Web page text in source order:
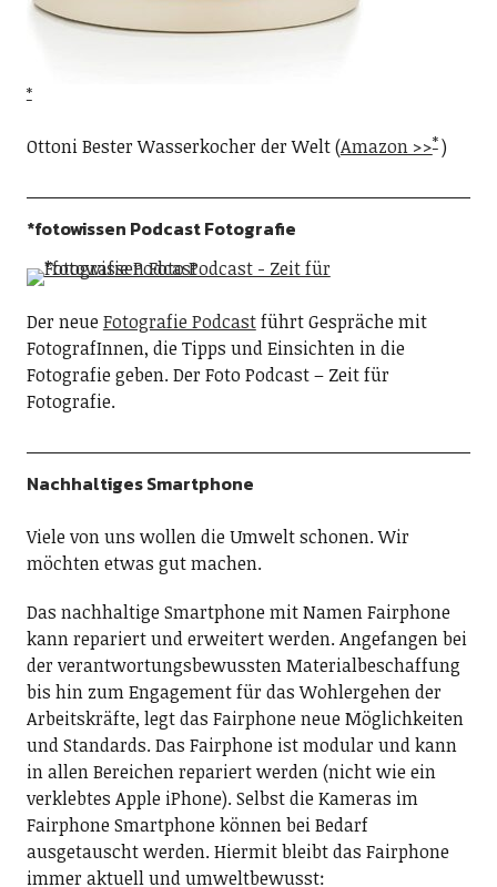
Ottoni Bester Wasserkocher der Welt (Amazon >> )
*fotowissen Podcast Fotografie
Der neueFotografie Podcastführt Gespräche mit
FotografInnen, die Tipps und Einsichten in die
Fotografie geben. Der Foto Podcast – Zeit für
Fotografie.
Nachhaltiges Smartphone
Viele von uns wollen die Umwelt schonen. Wir
möchten etwas gut machen.
Das nachhaltige Smartphone mit Namen Fairphone
kann repariert und erweitert werden. Angefangen bei
der verantwortungsbewussten Materialbeschaffung
bis hin zum Engagement für das Wohlergehen der
Arbeitskräfte, legt das Fairphone neue Möglichkeiten
und Standards. Das Fairphone ist modular und kann
in allen Bereichen repariert werden (nicht wie ein
verklebtes Apple iPhone). Selbst die Kameras im
Fairphone Smartphone können bei Bedarf
ausgetauscht werden. Hiermit bleibt das Fairphone
immer aktuell und umweltbewusst: